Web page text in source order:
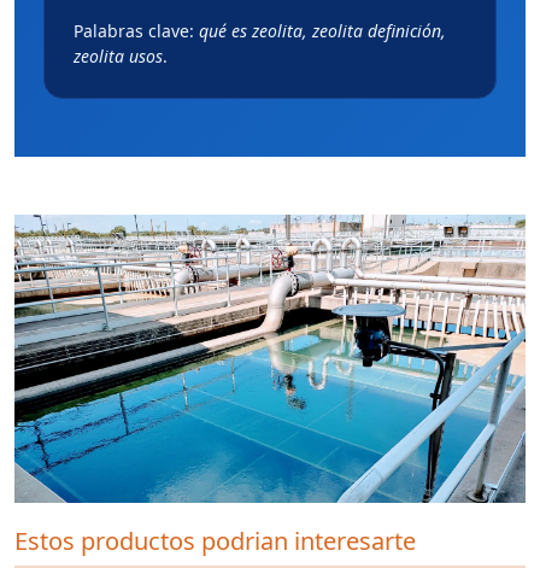
Palabras clave: qué es zeolita, zeolita definición,
zeolita usos.
Estos productos podrian interesarte